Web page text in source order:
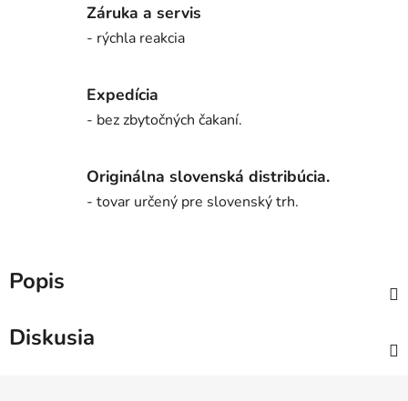
Záruka a servis
- rýchla reakcia
Expedícia
- bez zbytočných čakaní.
Originálna slovenská distribúcia.
- tovar určený pre slovenský trh.
Popis
Diskusia